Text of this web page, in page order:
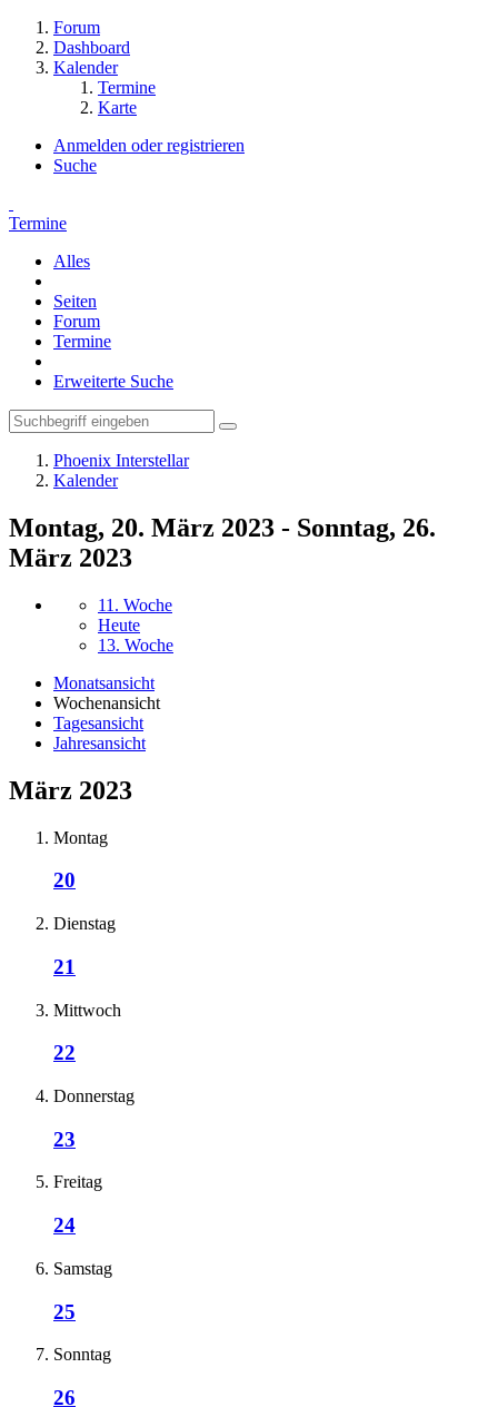
Forum
Dashboard
Kalender
Termine
Karte
Anmelden oder registrieren
Suche
Termine
Alles
Seiten
Forum
Termine
Erweiterte Suche
Phoenix Interstellar
Kalender
Montag, 20. März 2023 - Sonntag, 26.
März 2023
11. Woche
Heute
13. Woche
Monatsansicht
Wochenansicht
Tagesansicht
Jahresansicht
März 2023
Montag
20
Dienstag
21
Mittwoch
22
Donnerstag
23
Freitag
24
Samstag
25
Sonntag
26